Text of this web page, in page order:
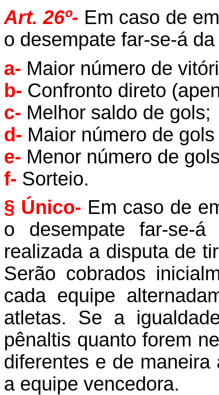
Art. 26º- Em caso de
o desempate far-se-á
a- Maior número de
b- Confronto direto
c- Melhor saldo de gols;
d- Maior número de
e- Menor número de
f- Sorteio.
§ Único- Em caso de
o desempate far-se-
realizada a disputa de
Serão cobrados
cada equipe
atletas. Se a
pênaltis quanto forem
diferentes e de
a equipe vencedora.